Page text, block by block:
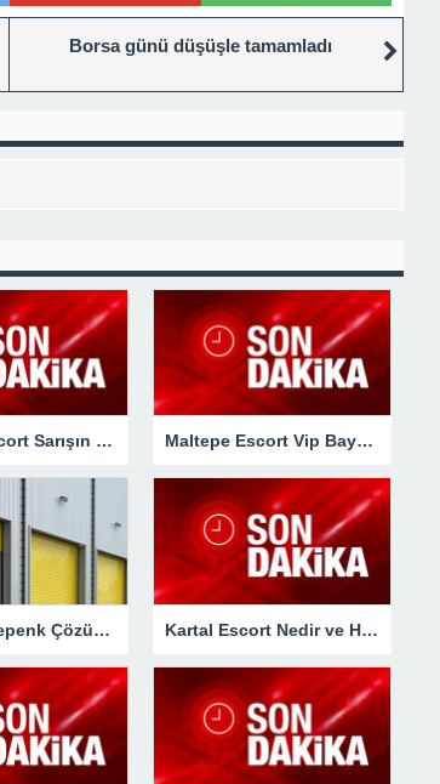
Borsa günü düşüşle tamamladı
Kadıköy Escort Sarışın Bayan Merve Maltepe Escort Vip Bayan Sude
Otomatik Kepenk Çözümleri Kartal Escort Nedir ve Hizmetleri Nelerdir?